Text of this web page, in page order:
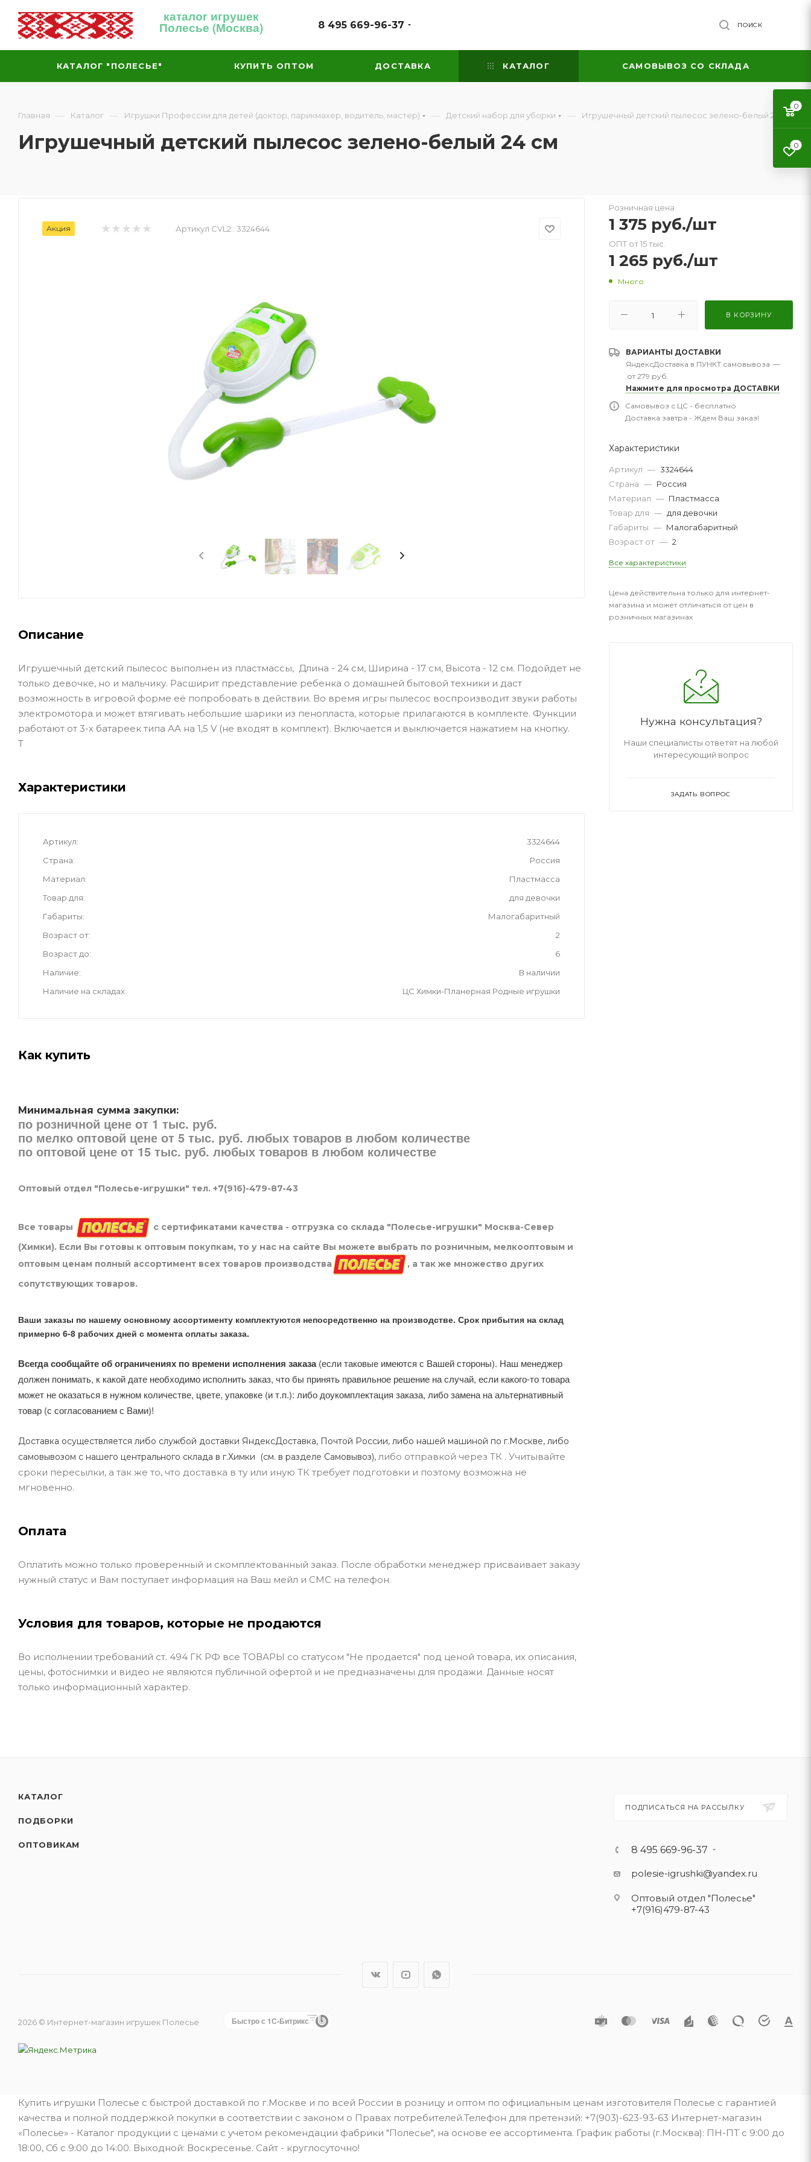
каталог игрушек
Полесье (Москва) 8 495 669-96-37 ПОИСК
КАТАЛОГ "ПОЛЕСЬЕ" КУПИТЬ ОПТОМ ДОСТАВКА КАТАЛОГ САМОВЫВОЗ СО СКЛАДА
Главная — Каталог — Игрушки Профессии для детей (доктор, парикмахер, водитель, мастер) — Детский набор для уборки — Игрушечный детский пылесос зелено-белый 24 см
Игрушечный детский пылесос зелено-белый 24 см
Акция Артикул CVL2:: 3324644
Описание
Игрушечный детский пылесос выполнен из пластмассы, Длина - 24 см, Ширина - 17 см, Высота - 12 см. Подойдет не
только девочке, но и мальчику. Расширит представление ребенка о домашней бытовой техники и даст
возможность в игровой форме её попробовать в действии. Во время игры пылесос воспроизводит звуки работы
электромотора и может втягивать небольшие шарики из пенопласта, которые прилагаются в комплекте. Функции
работают от 3-х батареек типа АА на 1,5 V (не входят в комплект). Включается и выключается нажатием на кнопку.
Т
Характеристики
Артикул
3324644
Страна
Россия
Материал
Пластмасса
Товар для
для девочки
Габариты
Малогабаритный
Возраст от
2
Возраст до
6
Наличие
В наличии
Наличие на складах
ЦС Химки-Планерная Родные игрушки
Как купить
Минимальная сумма закупки:
по розничной цене от 1 тыс. руб.
по мелко оптовой цене от 5 тыс. руб. любых товаров в любом количестве
по оптовой цене от 15 тыс. руб. любых товаров в любом количестве
Оптовый отдел "Полесье-игрушки" тел. +7(916)-479-87-43
Все товары
с сертификатами качества - отгрузка со склада "Полесье-игрушки" Москва-Север
(Химки). Если Вы готовы к оптовым покупкам, то у нас на сайте Вы можете выбрать по розничным, мелкооптовым и
оптовым ценам полный ассортимент всех товаров производства
, а так же множество других
сопутствующих товаров.
Ваши заказы по нашему основному ассортименту комплектуются непосредственно на производстве. Срок прибытия на склад
примерно 6-8 рабочих дней с момента оплаты заказа.
Всегда сообщайте об ограничениях по времени исполнения заказа(если таковые имеются с Вашей стороны). Наш менеджер
должен понимать, к какой дате необходимо исполнить заказ, что бы принять правильное решение на случай, если какого-то товара
может не оказаться в нужном количестве, цвете, упаковке (и т.п.): либо доукомплектация заказа, либо замена на альтернативный
товар (с согласованием с Вами)!
Доставка осуществляется либо службой доставки ЯндексДоставка, Почтой России, либо нашей машиной по г.Москве, либо
самовывозом с нашего центрального склада в г.Химки (см. в разделе Самовывоз), либо отправкой через ТК . Учитывайте
сроки пересылки, а так же то, что доставка в ту или иную ТК требует подготовки и поэтому возможна не
мгновенно.
Оплата
Оплатить можно только проверенный и скомплектованный заказ. После обработки менеджер присваивает заказу
нужный статус и Вам поступает информация на Ваш мейл и СМС на телефон.
Условия для товаров, которые не продаются
Во исполнении требований ст. 494 ГК РФ все ТОВАРЫ со статусом "Не продается" под ценой товара, их описания,
цены, фотоснимки и видео не являются публичной офертой и не предназначены для продажи. Данные носят
только информационный характер.
Розничная цена
1 375 руб./шт
ОПТ от 15 тыс.
1 265 руб./шт
Много
В КОРЗИНУ
ВАРИАНТЫ ДОСТАВКИ
ЯндексДоставка в ПУНКТ самовывоза —
от 279 руб.
Нажмите для просмотра ДОСТАВКИ
Самовывоз с ЦС - бесплатно
Доставка завтра - Ждем Ваш заказ!
Характеристики
Артикул — 3324644
Страна — Россия
Материал — Пластмасса
Товар для — для девочки
Габариты — Малогабаритный
Возраст от — 2
Все характеристики
Цена действительна только для интернет-
магазина и может отличаться от цен в
розничных магазинах
Нужна консультация?
Наши специалисты ответят на любой
интересующий вопрос
ЗАДАТЬ ВОПРОС
КАТАЛОГ
ПОДБОРКИ
ОПТОВИКАМ
ПОДПИСАТЬСЯ НА РАССЫЛКУ
8 495 669-96-37
polesie-igrushki@yandex.ru
Оптовый отдел "Полесье"
+7(916)479-87-43
2026 © Интернет-магазин игрушек Полесье Быстро с 1С-Битрикс
Купить игрушки Полесье с быстрой доставкой по г.Москве и по всей России в розницу и оптом по официальным ценам изготовителя Полесье с гарантией
качества и полной поддержкой покупки в соответствии с законом о Правах потребителей.Телефон для претензий: +7(903)-623-93-63 Интернет-магазин
«Полесье» - Каталог продукции с ценами с учетом рекомендации фабрики "Полесье", на основе ее ассортимента. График работы (г.Москва): ПН-ПТ с 9:00 до
18:00, Сб с 9:00 до 14:00. Выходной: Воскресенье. Сайт - круглосуточно!
0
0